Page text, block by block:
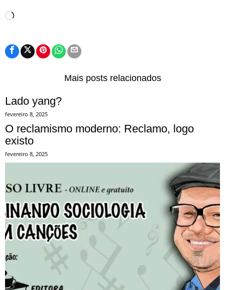
Carregando...
Mais posts relacionados
Lado yang?
fevereiro 8, 2025
O reclamismo moderno: Reclamo, logo
existo
fevereiro 8, 2025